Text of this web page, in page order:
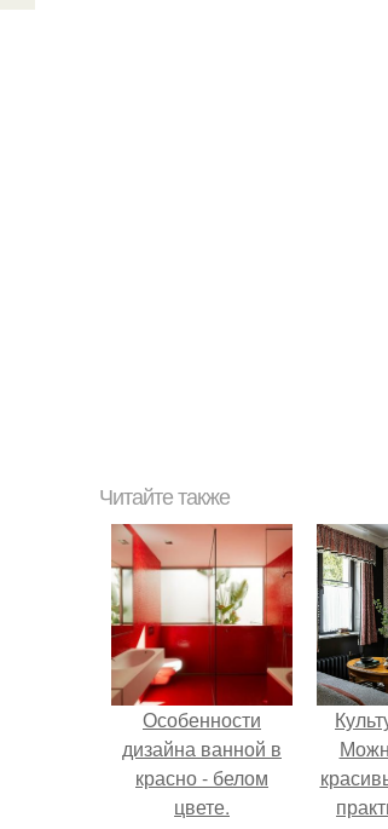
Читайте также
Особенности
дизайна ванной в
красно - белом
цвете.